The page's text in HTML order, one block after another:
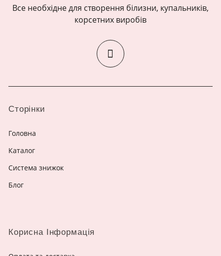
Все необхідне для створення білизни, купальників,
корсетних виробів
Сторінки
Головна
Каталог
Система знижок
Блог
Корисна Інформація